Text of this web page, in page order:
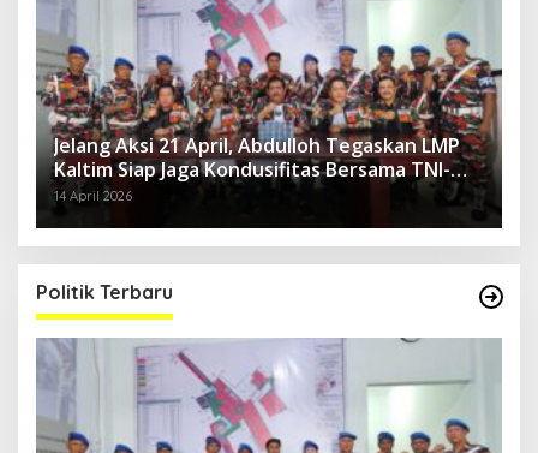
Jelang Aksi 21 April, Abdulloh Tegaskan LMP
Kaltim Siap Jaga Kondusifitas Bersama TNI-
Polri
14 April 2026
Politik Terbaru